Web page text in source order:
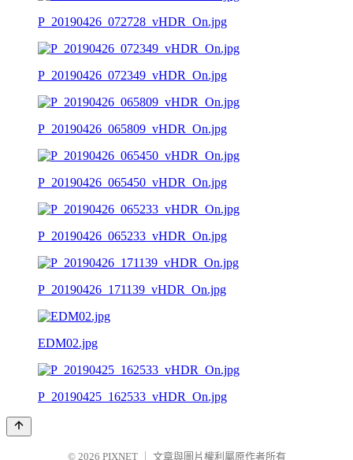
P_20190426_072728_vHDR_On.jpg
P_20190426_072349_vHDR_On.jpg
P_20190426_065809_vHDR_On.jpg
P_20190426_065450_vHDR_On.jpg
P_20190426_065233_vHDR_On.jpg
P_20190426_171139_vHDR_On.jpg
EDM02.jpg
P_20190425_162533_vHDR_On.jpg
© 2026 PIXNET 文章與圖片權利屬原作者所有